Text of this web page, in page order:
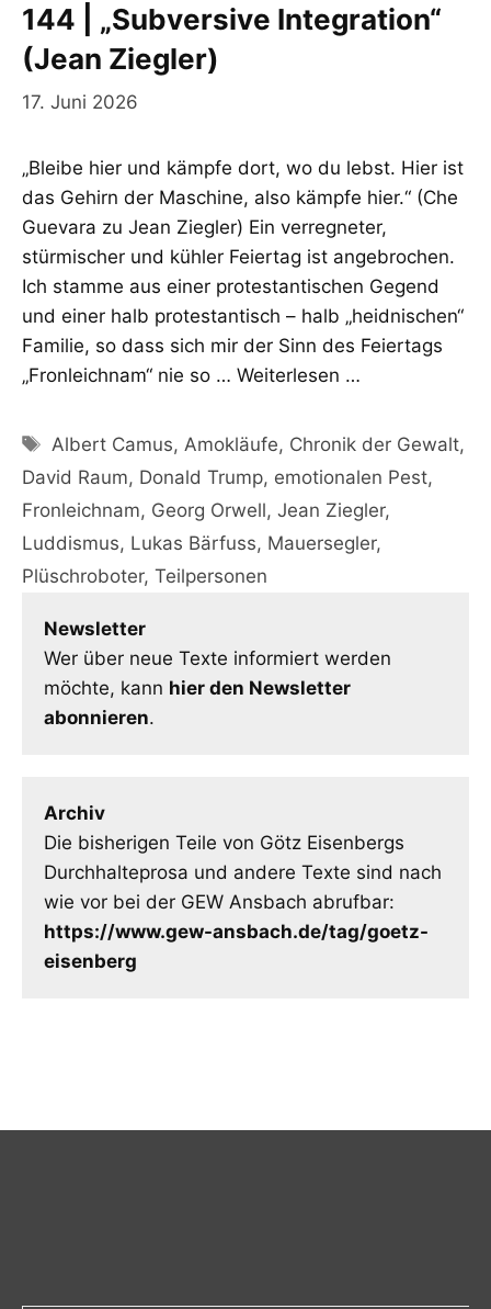
144 | „Subversive Integration“
(Jean Ziegler)
17. Juni 2026
„Bleibe hier und kämpfe dort, wo du lebst. Hier ist
das Gehirn der Maschine, also kämpfe hier.“ (Che
Guevara zu Jean Ziegler) Ein verregneter,
stürmischer und kühler Feiertag ist angebrochen.
Ich stamme aus einer protestantischen Gegend
und einer halb protestantisch – halb „heidnischen“
Familie, so dass sich mir der Sinn des Feiertags
„Fronleichnam“ nie so … Weiterlesen …
Schlagwörter
Albert Camus, Amokläufe, Chronik der Gewalt,
David Raum, Donald Trump, emotionalen Pest,
Fronleichnam, Georg Orwell, Jean Ziegler,
Luddismus, Lukas Bärfuss, Mauersegler,
Plüschroboter, Teilpersonen
Newsletter
Wer über neue Texte informiert werden
möchte, kann hier den Newsletter
abonnieren.
Archiv
Die bisherigen Teile von Götz Eisenbergs
Durchhalteprosa und andere Texte sind nach
wie vor bei der GEW Ansbach abrufbar:
https://www.gew-ansbach.de/tag/goetz-
eisenberg